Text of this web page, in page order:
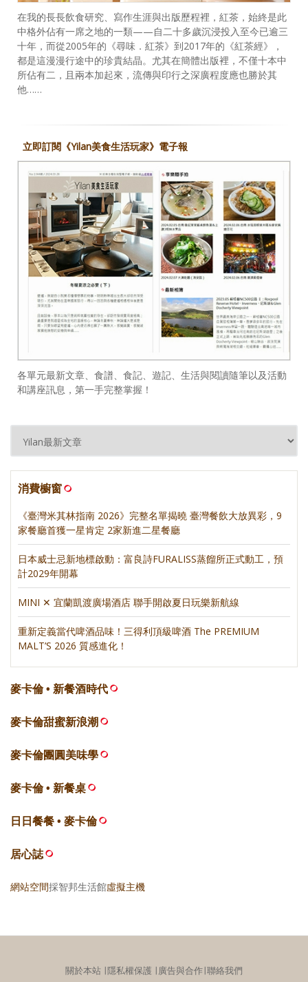
在我的長長飲食研究、寫作生涯與出版歷程裡，紅茶，始終是此
中格外佔有一席之地的一類——自二十多歲沉浸投入至今已逾三
十年，而從2005年的《尋味．紅茶》到2017年的《紅茶經》，
都是這漫漫行途中的珍貴結晶。尤其在簡體出版裡，不僅十本中
所佔有二，且兩本加起來，流傳與印行之深廣程度應也勝於其
他……
立即訂閱《Yilan美食生活玩家》電子報
各單元最新文章、食譜、食記、遊記、生活與閱讀隨筆以及活動
和講座訊息，第一手完整掌握！
消費櫥窗
《臺灣米其林指南 2026》完整名單揭曉 臺灣餐飲大放異彩，9
家餐廳首獲一星肯定 2家新進二星餐廳
日本威士忌新地標啟動：富良詩FURALISS蒸餾所正式動工，預
計2029年開幕
MINI ✕ 宜蘭凱渡廣場酒店 聯手開啟夏日玩樂新航線
重新定義當代啤酒品味！三得利頂級啤酒 The PREMIUM
MALT’S 2026 質感進化！
麥卡倫 • 新餐酒時代
麥卡倫甜蜜新浪潮
麥卡倫團圓美味學
麥卡倫 • 新餐桌
日日餐餐 • 麥卡倫
居心誌
網站空間採智邦生活館虛擬主機
關於本站 ∣隱私權保護 ∣ 廣告與合作∣聯絡我們